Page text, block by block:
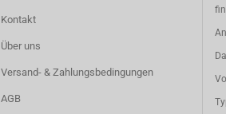
Kontakt
Über uns
Versand- & Zahlungsbedingungen
AGB